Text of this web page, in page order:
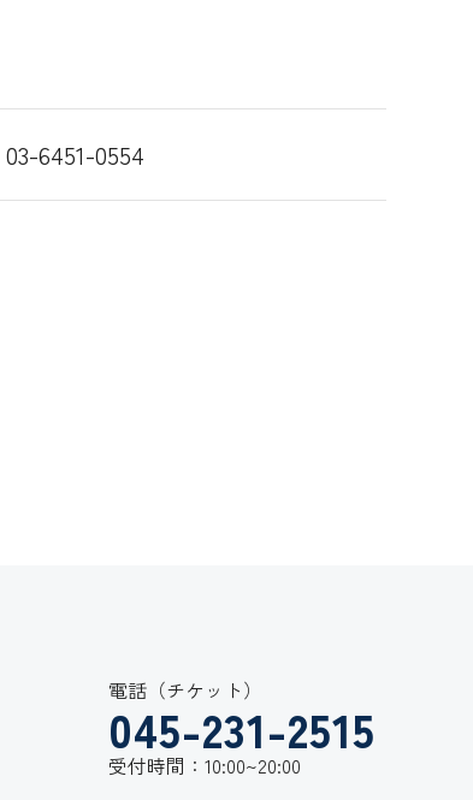
6451-0554
電話（チケット）
045-231-2515
受付時間：10:00~20:00